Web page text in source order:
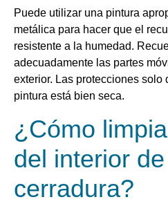
Puede utilizar una pintura
metálica para hacer que el
resistente a la humedad.
adecuadamente las partes
exterior. Las protecciones solo
pintura está bien seca.
¿Cómo
del interior
cerradura?